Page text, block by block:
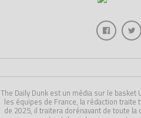
The Daily Dunk est un média sur le basket
les équipes de France, la rédaction traite
de 2025, il traitera dorénavant de toute